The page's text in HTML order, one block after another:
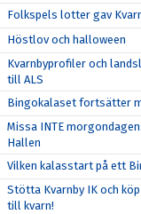
Folkspels lotter gav
Höstlov och halloween
Kvarnbyprofiler och
till ALS
Bingokalaset fortsätter
Missa INTE
Hallen
Vilken kalasstart på ett
Stötta Kvarnby IK och
till kvarn!